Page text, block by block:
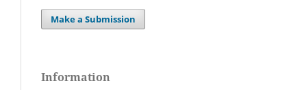
Make a Submission
Information